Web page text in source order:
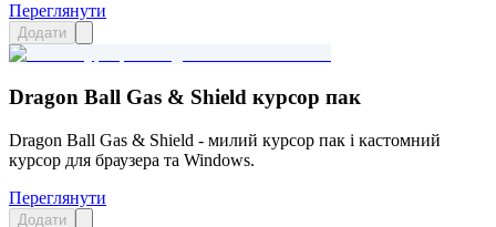
Переглянути
Додати
Dragon Ball Gas & Shield курсор пак
Dragon Ball Gas & Shield - милий курсор пак і кастомний
курсор для браузера та Windows.
Переглянути
Додати